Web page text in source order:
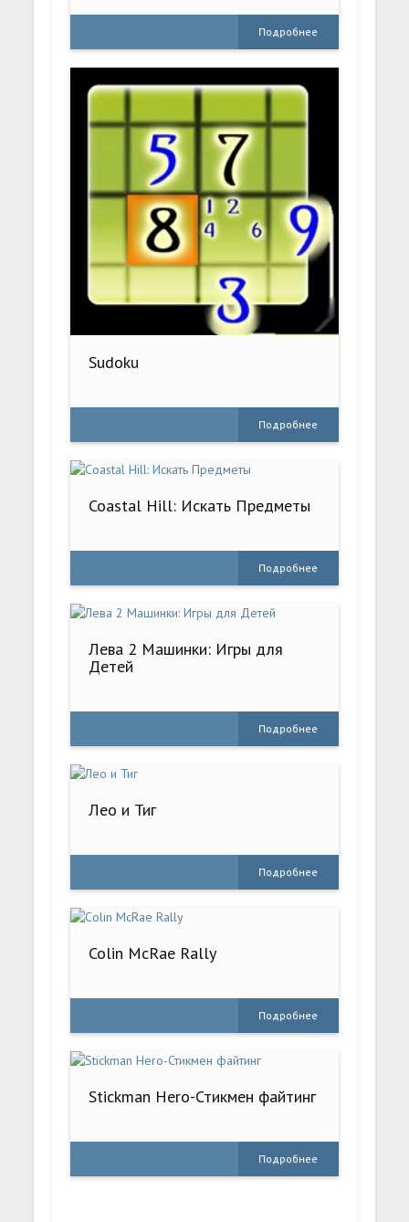
Подробнее
Sudoku
Подробнее
Coastal Hill: Искать Предметы
Подробнее
Лева 2 Машинки: Игры для
Детей
Подробнее
Лео и Тиг
Подробнее
Colin McRae Rally
Подробнее
Stickman Hero-Стикмен файтинг
Подробнее